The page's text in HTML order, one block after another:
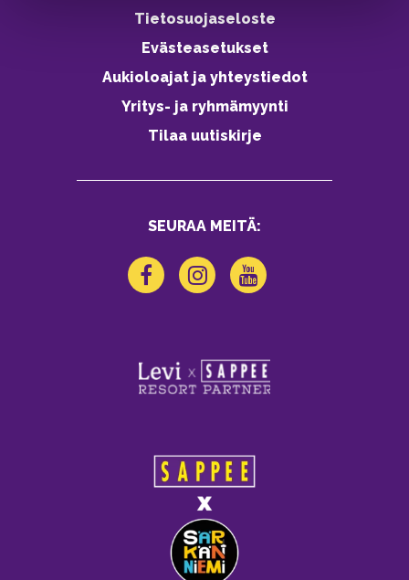
Tietosuojaseloste
Evästeasetukset
Aukioloajat ja yhteystiedot
Yritys- ja ryhmämyynti
Tilaa uutiskirje
SEURAA MEITÄ: